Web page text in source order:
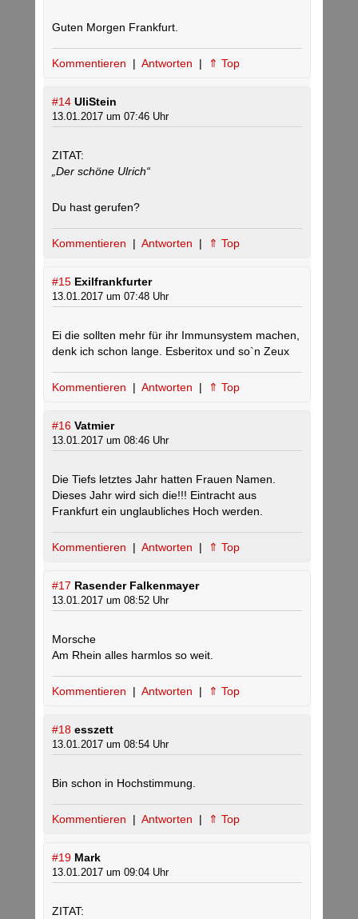
Guten Morgen Frankfurt.
Kommentieren | Antworten | ⇑ Top
#14 UliStein
13.01.2017 um 07:46 Uhr
ZITAT:
„Der schöne Ulrich“
Du hast gerufen?
Kommentieren | Antworten | ⇑ Top
#15 Exilfrankfurter
13.01.2017 um 07:48 Uhr
Ei die sollten mehr für ihr Immunsystem machen,
denk ich schon lange. Esberitox und so`n Zeux
Kommentieren | Antworten | ⇑ Top
#16 Vatmier
13.01.2017 um 08:46 Uhr
Die Tiefs letztes Jahr hatten Frauen Namen.
Dieses Jahr wird sich die!!! Eintracht aus
Frankfurt ein unglaubliches Hoch werden.
Kommentieren | Antworten | ⇑ Top
#17 Rasender Falkenmayer
13.01.2017 um 08:52 Uhr
Morsche
Am Rhein alles harmlos so weit.
Kommentieren | Antworten | ⇑ Top
#18 esszett
13.01.2017 um 08:54 Uhr
Bin schon in Hochstimmung.
Kommentieren | Antworten | ⇑ Top
#19 Mark
13.01.2017 um 09:04 Uhr
ZITAT: